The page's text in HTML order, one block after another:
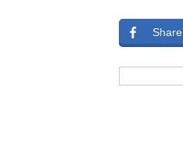
Share